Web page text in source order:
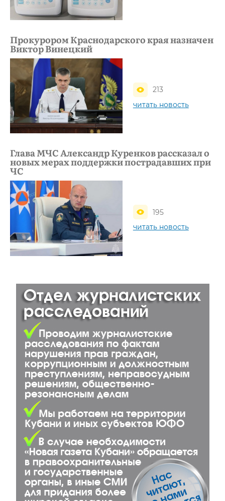
Прокурором Краснодарского края назначен
Виктор Винецкий
213
читать новость
Глава МЧС Александр Куренков рассказал о
новых мерах поддержки пострадавших при
ЧС
195
читать новость